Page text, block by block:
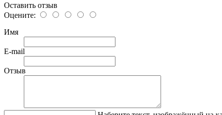
Оставить отзыв
Оцените:
Имя
E-mail
Отзыв